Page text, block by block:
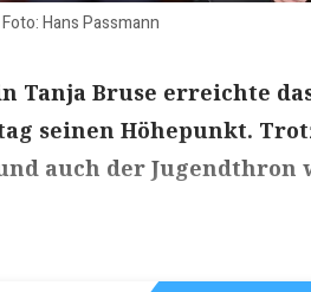
Hans Passmann
Tanja Bruse erreichte
seinen Höhepunkt.
auch der Jugendthron